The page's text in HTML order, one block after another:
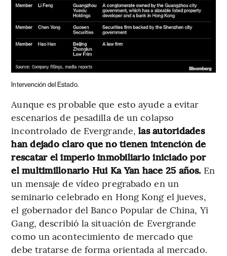
Intervención del Estado.
Aunque es probable que esto ayude a evitar
escenarios de pesadilla de un colapso
incontrolado de Evergrande,las autoridades
han dejado claro que no tienen intención de
rescatar el imperio inmobiliario iniciado por
el multimillonario Hui Ka Yan hace 25 años. En
un mensaje de vídeo pregrabado en un
seminario celebrado en Hong Kong el jueves,
el gobernador del Banco Popular de China, Yi
Gang, describió la situación de Evergrande
como un acontecimiento de mercado que
debe tratarse de forma orientada al mercado.